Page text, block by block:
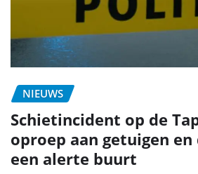
NIEUWS
Schietincident op de
oproep aan getuigen
een alerte buurt